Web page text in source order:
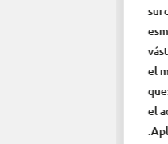
surcos.
esmalte.
vástago
el
que: .Se
el acceso